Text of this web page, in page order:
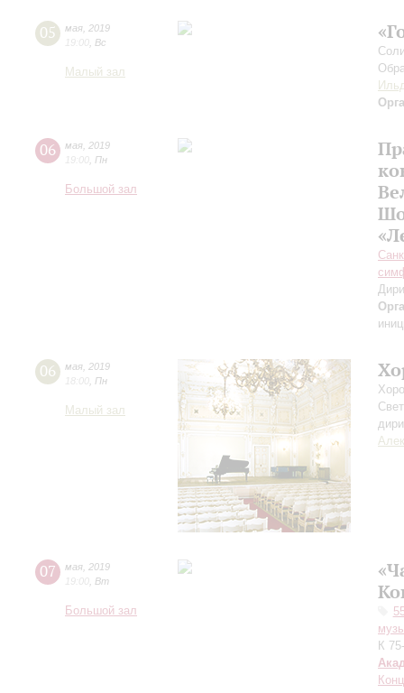
05 мая 2019
19:00 Вс
Малый зал
06 мая 2019
19:00 Пн
Большой зал
06 мая 2019
18:00 Пн
Малый зал
07 мая 2019
19:00 Вт
Большой зал
К